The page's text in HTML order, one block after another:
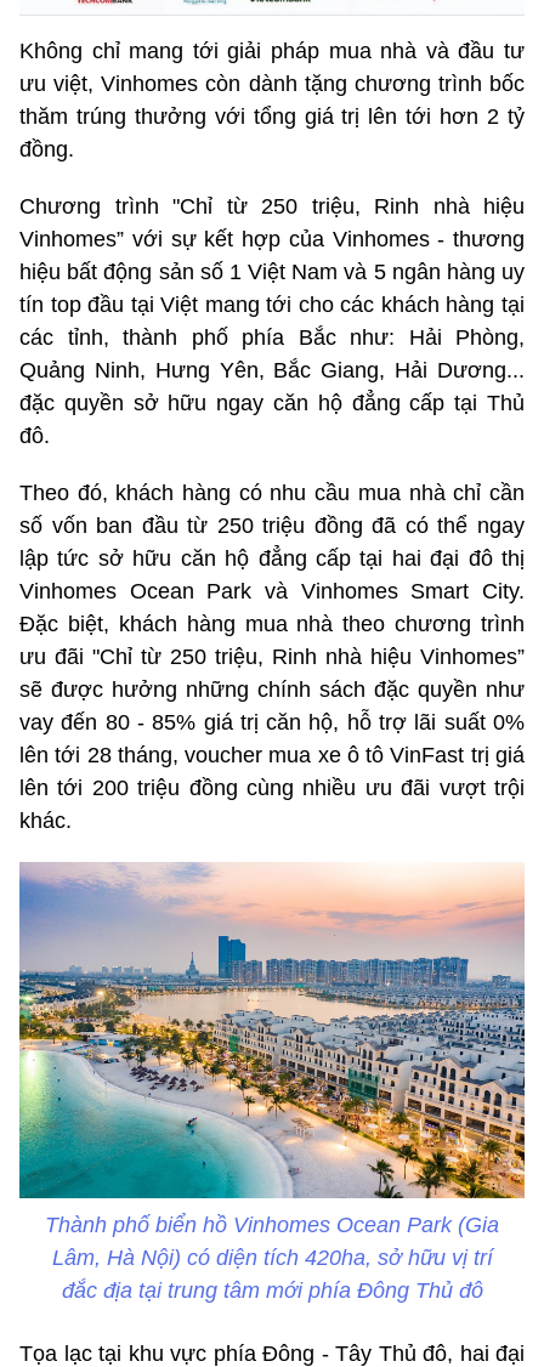
Không chỉ mang tới giải pháp mua nhà và đầu tư
ưu việt, Vinhomes còn dành tặng chương trình bốc
thăm trúng thưởng với tổng giá trị lên tới hơn 2 tỷ
đồng.
Chương trình "Chỉ từ 250 triệu, Rinh nhà hiệu
Vinhomes” với sự kết hợp của Vinhomes - thương
hiệu bất động sản số 1 Việt Nam và 5 ngân hàng uy
tín top đầu tại Việt mang tới cho các khách hàng tại
các tỉnh, thành phố phía Bắc như: Hải Phòng,
Quảng Ninh, Hưng Yên, Bắc Giang, Hải Dương...
đặc quyền sở hữu ngay căn hộ đẳng cấp tại Thủ
đô.
Theo đó, khách hàng có nhu cầu mua nhà chỉ cần
số vốn ban đầu từ 250 triệu đồng đã có thể ngay
lập tức sở hữu căn hộ đẳng cấp tại hai đại đô thị
Vinhomes Ocean Park và Vinhomes Smart City.
Đặc biệt, khách hàng mua nhà theo chương trình
ưu đãi "Chỉ từ 250 triệu, Rinh nhà hiệu Vinhomes”
sẽ được hưởng những chính sách đặc quyền như
vay đến 80 - 85% giá trị căn hộ, hỗ trợ lãi suất 0%
lên tới 28 tháng, voucher mua xe ô tô VinFast trị giá
lên tới 200 triệu đồng cùng nhiều ưu đãi vượt trội
khác.
Thành phố biển hồ Vinhomes Ocean Park (Gia
Lâm, Hà Nội) có diện tích 420ha, sở hữu vị trí
đắc địa tại trung tâm mới phía Đông Thủ đô
Tọa lạc tại khu vực phía Đông - Tây Thủ đô, hai đại